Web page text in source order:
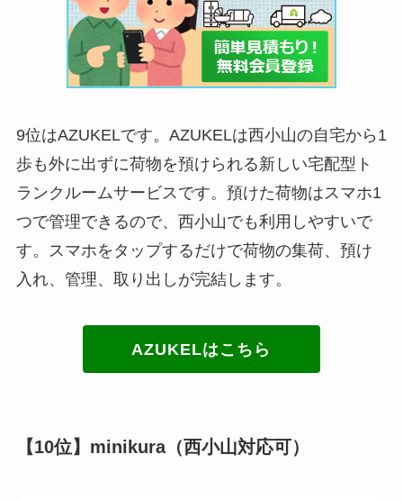
9位はAZUKELです。AZUKELは西小山の自宅から1
歩も外に出ずに荷物を預けられる新しい宅配型ト
ランクルームサービスです。預けた荷物はスマホ1
つで管理できるので、西小山でも利用しやすいで
す。スマホをタップするだけで荷物の集荷、預け
入れ、管理、取り出しが完結します。
AZUKELはこちら
【10位】minikura（西小山対応可）